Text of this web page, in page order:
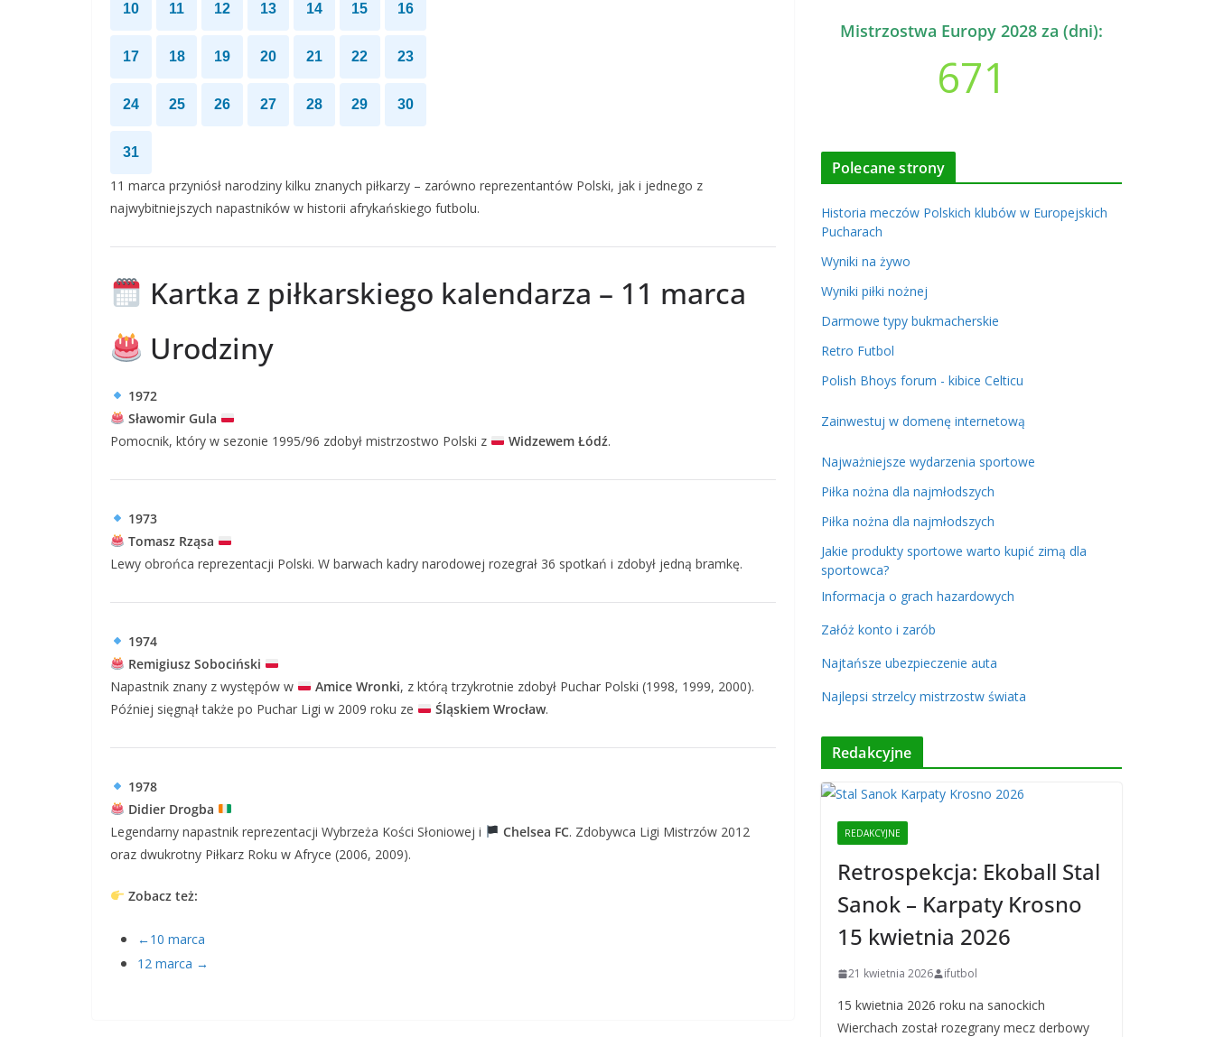
10 11 12 13 14 15 16
17 18 19 20 21 22 23
24 25 26 27 28 29 30
31
11 marca przyniósł narodziny kilku znanych piłkarzy – zarówno reprezentantów Polski, jak i jednego z
najwybitniejszych napastników w historii afrykańskiego futbolu.
Kartka z piłkarskiego kalendarza – 11 marca
Urodziny
1972
Sławomir Gula
Pomocnik, który w sezonie 1995/96 zdobył mistrzostwo Polski z
Widzewem Łódź.
1973
Tomasz Rząsa
Lewy obrońca reprezentacji Polski. W barwach kadry narodowej rozegrał 36 spotkań i zdobył jedną bramkę.
1974
Remigiusz Sobociński
Napastnik znany z występów w
Amice Wronki, z którą trzykrotnie zdobył Puchar Polski (1998, 1999, 2000).
Później sięgnął także po Puchar Ligi w 2009 roku ze
Śląskiem Wrocław.
1978
Didier Drogba
Legendarny napastnik reprezentacji Wybrzeża Kości Słoniowej i
Chelsea FC. Zdobywca Ligi Mistrzów 2012
oraz dwukrotny Piłkarz Roku w Afryce (2006, 2009).
Zobacz też:
←10 marca
12 marca →
Mistrzostwa Europy 2028 za (dni):
671
Polecane strony
Historia meczów Polskich klubów w Europejskich
Pucharach
Wyniki na żywo
Wyniki piłki nożnej
Darmowe typy bukmacherskie
Retro Futbol
Polish Bhoys forum - kibice Celticu
Zainwestuj w domenę internetową
Najważniejsze wydarzenia sportowe
Piłka nożna dla najmłodszych
Piłka nożna dla najmłodszych
Jakie produkty sportowe warto kupić zimą dla
sportowca?
Informacja o grach hazardowych
Załóż konto i zarób
Najtańsze ubezpieczenie auta
Najlepsi strzelcy mistrzostw świata
Redakcyjne
REDAKCYJNE
Retrospekcja: Ekoball Stal
Sanok – Karpaty Krosno
15 kwietnia 2026
21 kwietnia 2026 ifutbol
15 kwietnia 2026 roku na sanockich
Wierchach został rozegrany mecz derbowy